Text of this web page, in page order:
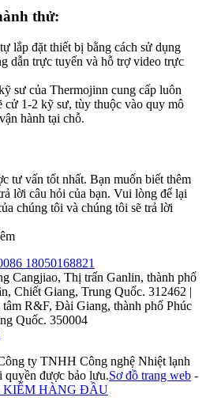
thử:
lắp đặt thiết bị bằng cách sử dụng
dẫn trực tuyến và hỗ trợ video trực
sư của Thermojinn cung cấp luôn
cử 1-2 kỹ sư, tùy thuộc vào quy mô
hành tại chỗ.
tư vấn tốt nhất. Bạn muốn biết thêm
lời câu hỏi của bạn. Vui lòng để lại
chúng tôi và chúng tôi sẽ trả lời
18050168821
Cangjiao, Thị trấn Ganlin, thành phố
Chiết Giang, Trung Quốc. 312462 |
R&F, Đài Giang, thành phố Phúc
Quốc. 350004
ty TNHH Công nghệ Nhiệt lạnh
quyền được bảo lưu.Sơ đồ trang web -
KIẾM HÀNG ĐẦU